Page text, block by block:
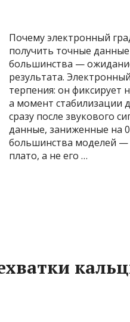
Почему электронный
получить точные
большинства —
результата.
терпения: он фиксирует
а момент стабилизации
сразу после звукового
данные, заниженные на
большинства моделей —
плато, а не его …